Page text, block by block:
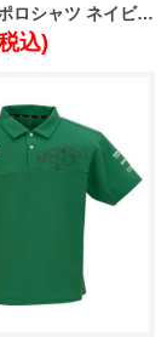
ロシャツ ネイビー
3L 4L 5L 6L
込)